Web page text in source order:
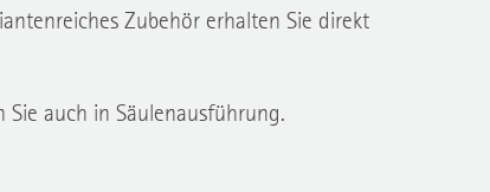
Zubehör erhalten Sie direkt
Sie auch in Säulenausführung.